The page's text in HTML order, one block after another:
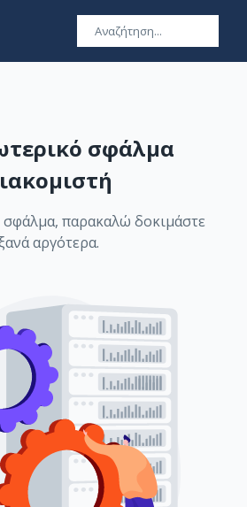
σφάλμα
παρακαλώ δοκιμάστε
αργότερα.